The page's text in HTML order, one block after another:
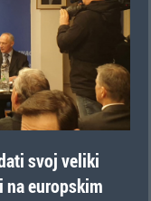
svoj veliki
europskim